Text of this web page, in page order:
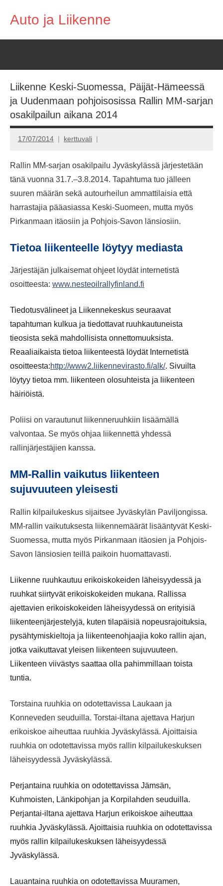
Auto ja Liikenne
Liikenne Keski-Suomessa, Päijät-Hämeessä
ja Uudenmaan pohjoisosissa Rallin MM-sarjan
osakilpailun aikana 2014
17/07/2014 kerttuvali
Rallin MM-sarjan osakilpailu Jyväskylässä järjestetään
tänä vuonna 31.7.–3.8.2014. Tapahtuma tuo jälleen
suuren määrän sekä autourheilun ammattilaisia että
harrastajia pääasiassa Keski-Suomeen, mutta myös
Pirkanmaan itäosiin ja Pohjois-Savon länsiosiin.
Tietoa liikenteelle löytyy mediasta
Järjestäjän julkaisemat ohjeet löydät internetistä
osoitteesta: www.nesteoilrallyfinland.fi
Tiedotusvälineet ja Liikennekeskus seuraavat
tapahtuman kulkua ja tiedottavat ruuhkautuneista
tieosista sekä mahdollisista onnettomuuksista.
Reaaliaikaista tietoa liikenteestä löydät Internetistä
osoitteesta:http://www2.liikennevirasto.fi/alk/. Sivuilta
löytyy tietoa mm. liikenteen olosuhteista ja liikenteen
häiriöistä.
Poliisi on varautunut liikenneruuhkiin lisäämällä
valvontaa. Se myös ohjaa liikennettä yhdessä
rallinjärjestäjien kanssa.
MM-Rallin vaikutus liikenteen
sujuvuuteen yleisesti
Rallin kilpailukeskus sijaitsee Jyväskylän Paviljongissa.
MM-rallin vaikutuksesta liikennemäärät lisääntyvät Keski-
Suomessa, mutta myös Pirkanmaan itäosien ja Pohjois-
Savon länsiosien teillä paikoin huomattavasti.
Liikenne ruuhkautuu erikoiskokeiden läheisyydessä ja
ruuhkat siirtyvät erikoiskokeiden mukana. Rallissa
ajettavien erikoiskokeiden läheisyydessä on erityisiä
liikenteenjärjestelyjä, kuten tilapäisiä nopeusrajoituksia,
pysähtymiskieltoja ja liikenteenohjaajia koko rallin ajan,
jotka vaikuttavat yleisen liikenteen sujuvuuteen.
Liikenteen viivästys saattaa olla pahimmillaan toista
tuntia.
Torstaina ruuhkia on odotettavissa Laukaan ja
Konneveden seuduilla. Torstai-iltana ajettava Harjun
erikoiskoe aiheuttaa ruuhkia Jyväskylässä. Ajoittaisia
ruuhkia on odotettavissa myös rallin kilpailukeskuksen
läheisyydessä Jyväskylässä.
Perjantaina ruuhkia on odotettavissa Jämsän,
Kuhmoisten, Länkipohjan ja Korpilahden seuduilla.
Perjantai-iltana ajettava Harjun erikoiskoe aiheuttaa
ruuhkia Jyväskylässä. Ajoittaisia ruuhkia on odotettavissa
myös rallin kilpailukeskuksen läheisyydessä
Jyväskylässä.
Lauantaina ruuhkia on odotettavissa Muuramen,